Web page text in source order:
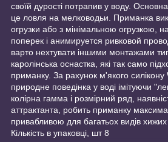
своїй дурості потрапив у воду.
це ловля на мелководьи. Приманка
огрузки або з мінімальною огрузкою,
поперек і анимируется ривковой
варто нехтувати іншими монтажами
каролінська оснастка, які так само
приманку. За рахунок м'якого
природне поведінка у воді імітуючи
колірна гамма і розмірний ряд,
аттрактанта, робить приманку
привабливою для багатьох видів хижих
Кількість в упаковці, шт 8